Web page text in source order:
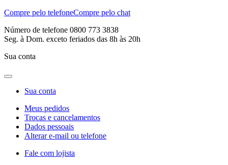
Compre pelo telefoneCompre pelo chat
Número de telefone 0800 773 3838
Seg. à Dom. exceto feriados das 8h às 20h
Sua conta
Sua conta
Meus pedidos
Trocas e cancelamentos
Dados pessoais
Alterar e-mail ou telefone
Fale com lojista